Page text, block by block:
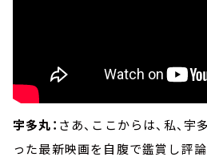
宇多丸： さあ、ここからは、私、
った最新映画を自腹で鑑賞し評